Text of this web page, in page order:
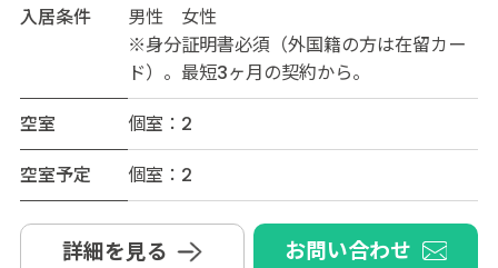
入居条件
男性 女性
※身分証明書必須（外国籍の方は在留カー
ド）。最短3ヶ月の契約から。
空室
個室：2
空室予定
個室：2
詳細を見る お問い合わせ